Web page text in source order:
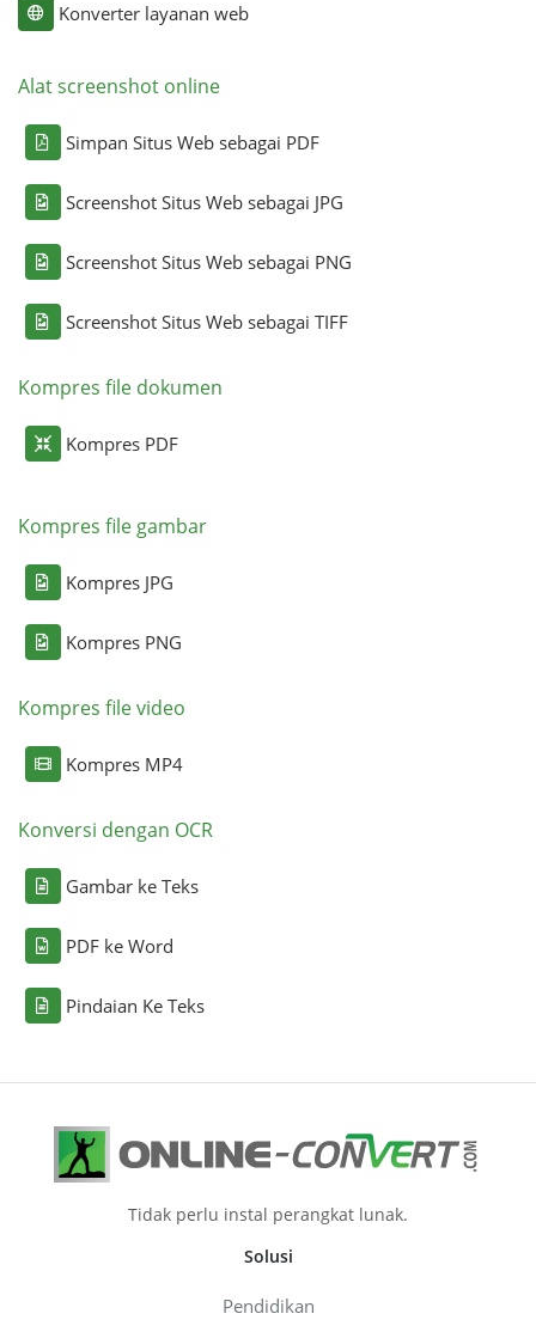
Konverter layanan web
Alat screenshot online
Simpan Situs Web sebagai PDF
Screenshot Situs Web sebagai JPG
Screenshot Situs Web sebagai PNG
Screenshot Situs Web sebagai TIFF
Kompres file dokumen
Kompres PDF
Kompres file gambar
Kompres JPG
Kompres PNG
Kompres file video
Kompres MP4
Konversi dengan OCR
Gambar ke Teks
PDF ke Word
Pindaian Ke Teks
Tidak perlu instal perangkat lunak.
Solusi
Pendidikan